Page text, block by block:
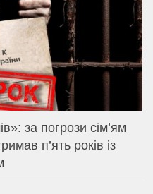
за погрози сім’ям
п’ять років із